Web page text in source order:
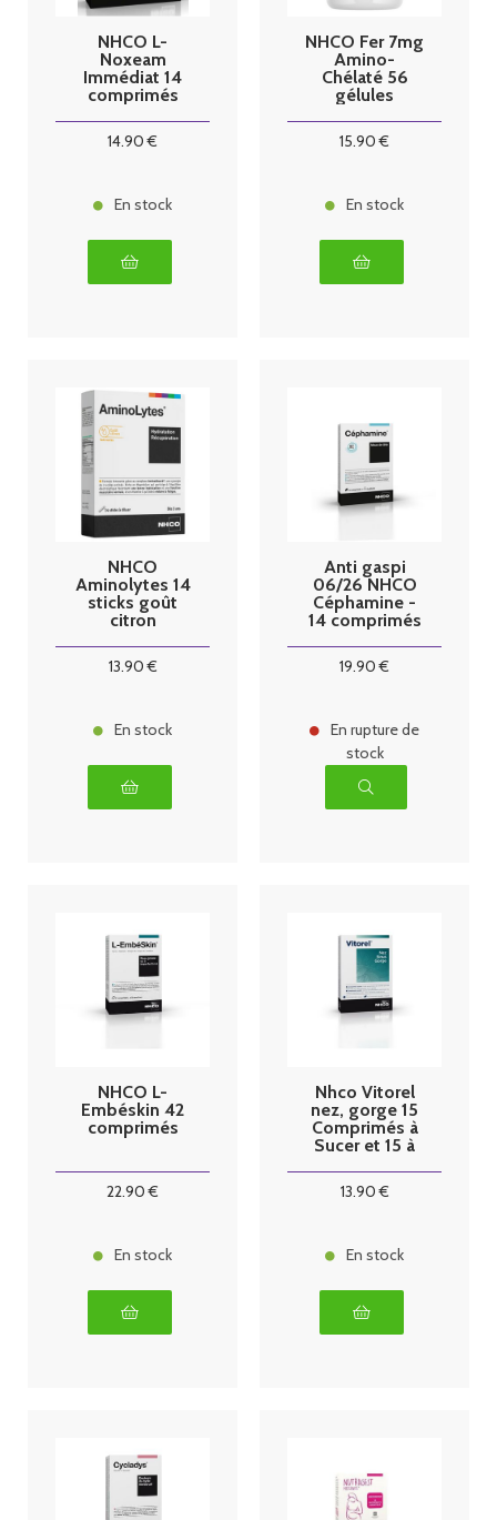
NHCO L-
Noxeam
Immédiat 14
comprimés
14.90 €
En stock
NHCO Fer 7mg
Amino-
Chélaté 56
gélules
15.90 €
En stock
NHCO
Aminolytes 14
sticks goût
citron
13.90€
En stock
Anti gaspi
06/26 NHCO
Céphamine -
14 comprimés
19.90 €
En rupture de
stock
NHCO L-
Embéskin 42
comprimés
22.90 €
En stock
Nhco Vitorel
nez, gorge 15
Comprimés à
Sucer et 15 à
13.90€
En stock